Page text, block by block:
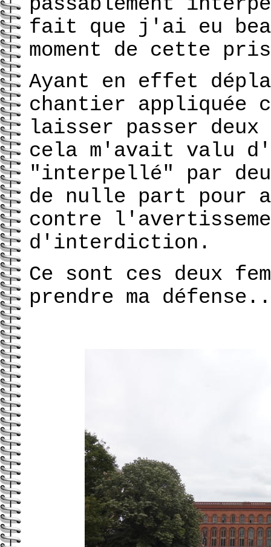
fait que j'ai eu
moment de cette
Ayant en effet
chantier appliquée
laisser passer
cela m'avait valu
"interpellé" par
de nulle part pour
contre
d'interdiction.
Ce sont ces deux
prendre ma